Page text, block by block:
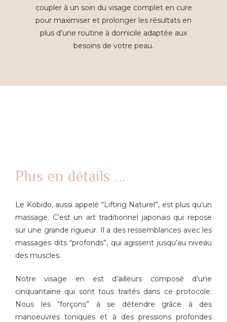
coupler à un soin du visage complet en cure
pour maximiser et prolonger les résultats en
plus d’une routine à domicile adaptée aux
besoins de votre peau.
Plus en détails ...
Le Kobido, aussi appelé “Lifting Naturel”, est plus qu’un
massage. C’est un art traditionnel japonais qui repose
sur une grande rigueur. Il a des ressemblances avec les
massages dits “profonds”, qui agissent jusqu’au niveau
des muscles.
Notre visage en est d’ailleurs composé d’une
cinquantaine qui sont tous traités dans ce protocole.
Nous les “forçons” à se détendre grâce à des
manoeuvres toniques et à des pressions profondes